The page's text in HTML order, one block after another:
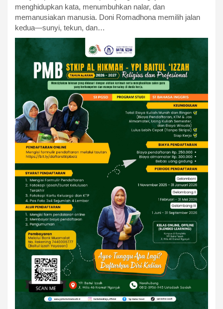
menghidupkan kata, menumbuhkan nalar, dan
memanusiakan manusia. Doni Romadhona memilih jalan
kedua—sunyi, tekun, dan…